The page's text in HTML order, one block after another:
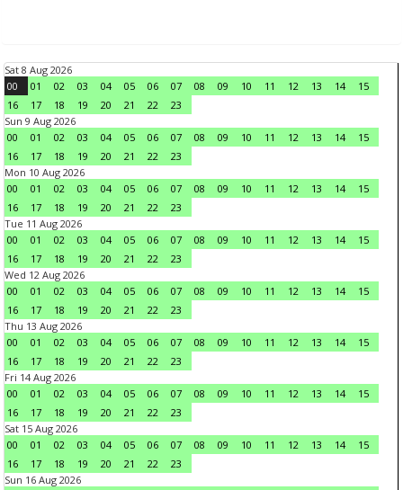
Sat 8 Aug 2026
00
01 02 03 04 05 06 07 08 09 10 11 12 13 14
15
16
17 18 19 20 21 22
23
Sun 9 Aug 2026
00
01 02 03 04 05 06 07 08 09 10 11 12 13 14
15
16
17 18 19 20 21 22
23
Mon 10 Aug 2026
00
01 02 03 04 05 06 07 08 09 10 11 12 13 14
15
16
17 18 19 20 21 22
23
Tue 11 Aug 2026
00
01 02 03 04 05 06 07 08 09 10 11 12 13 14
15
16
17 18 19 20 21 22
23
Wed 12 Aug 2026
00
01 02 03 04 05 06 07 08 09 10 11 12 13 14
15
16
17 18 19 20 21 22
23
Thu 13 Aug 2026
00
01 02 03 04 05 06 07 08 09 10 11 12 13 14
15
16
17 18 19 20 21 22
23
Fri 14 Aug 2026
00
01 02 03 04 05 06 07 08 09 10 11 12 13 14
15
16
17 18 19 20 21 22
23
Sat 15 Aug 2026
00
01 02 03 04 05 06 07 08 09 10 11 12 13 14
15
16
17 18 19 20 21 22
23
Sun 16 Aug 2026